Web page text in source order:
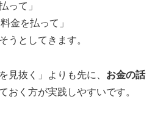
って」
金を払って」
うとしてきます。
見抜く」よりも先に、 お金の話
おく方が実践しやすいです。